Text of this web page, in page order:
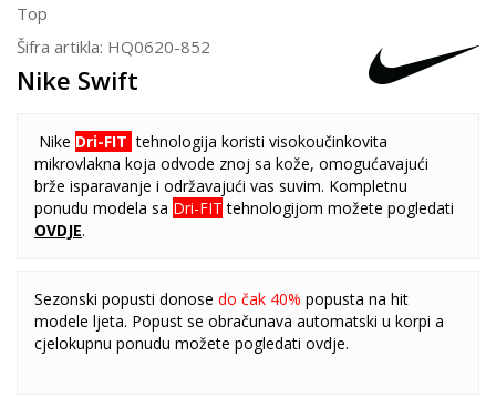
Top
Šifra artikla: HQ0620-852
Nike Swift
Nike Dri-FIT tehnologija koristi visokoučinkovita
mikrovlakna koja odvode znoj sa kože, omogućavajući
brže isparavanje i održavajući vas suvim. Kompletnu
ponudu modela sa Dri-FIT tehnologijom možete pogledati
OVDJE.
Sezonski popusti donose do čak 40% popusta na hit
modele ljeta. Popust se obračunava automatski u korpi a
cjelokupnu ponudu možete pogledati ovdje.